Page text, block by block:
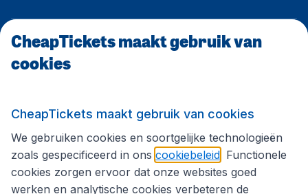
CheapTickets.be
Volg CheapTickets.be
CheapTickets maakt gebruik van
cookies
CheapTickets maakt gebruik van cookies
We gebruiken cookies en soortgelijke technologieën
zoals gespecificeerd in ons cookiebeleid . Functionele
cookies zorgen ervoor dat onze websites goed
werken en analytische cookies verbeteren de